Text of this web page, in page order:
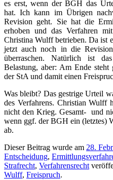
es erst, wenn der BGH das
hat. Ich kann im Übrigen
Revision geht. Sie hat die
erhoben und das Verfahren
Christina Wulff betrieben. Da ist
jetzt auch noch in die
überraschen. Natürlich ist
Belastung, aber: Am Ende
der StA und damit einen
Was bleibt? Das gestrige Urteil
des Verfahrens. Christian Wulff
nicht den Krieg. Gesamt- und
wenn ggf. der BGH ein (letztes)
ab.
Dieser Beitrag wurde am 28.
Entscheidung,
Strafrecht, Verfahrensrecht
Wulff, Freispruch.